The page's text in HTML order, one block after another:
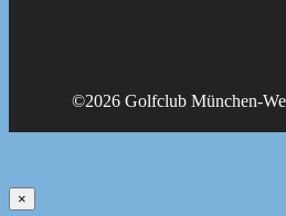
©2026 Golfclub München-
×